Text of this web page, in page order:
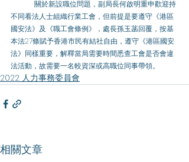
不同看法人士組織行業工會，但前提是要遵守《港區
國安法》及《職工會條例》，處長孫玉菡回覆，按基
本法27條賦予香港市民有結社自由，遵守《港區國安
法》同樣重要，解釋當局需要時間悉查工會是否會違
法活動，故需要一名較資深或高職位同事帶領。
2022 人力事務委員會
相關文章